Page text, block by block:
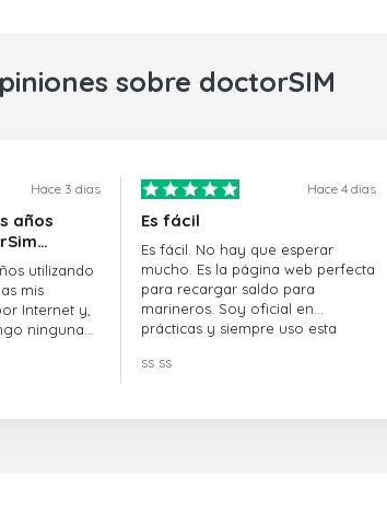
sobre doctorSIM
Hace 3 dias
años
utilizando
mis
Internet y,
ninguna
Hace 4 dias
Es fácil
Es fácil. No hay que esperar
mucho. Es la página web perfecta
para recargar saldo para
marineros. Soy oficial en
prácticas y siempre uso esta
ss ss